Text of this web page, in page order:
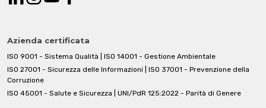
Azienda certificata
ISO 9001 - Sistema Qualità | ISO 14001 - Gestione Ambientale
ISO 27001 - Sicurezza delle Informazioni | ISO 37001 - Prevenzione della
Corruzione
ISO 45001 - Salute e Sicurezza | UNI/PdR 125:2022 - Parità di Genere